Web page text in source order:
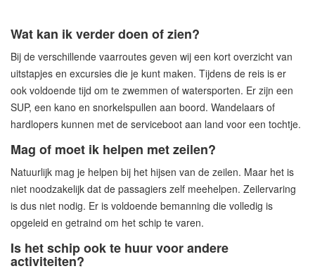
Wat kan ik verder doen of zien?
Bij de verschillende vaarroutes geven wij een kort overzicht van
uitstapjes en excursies die je kunt maken. Tijdens de reis is er
ook voldoende tijd om te zwemmen of watersporten. Er zijn een
SUP, een kano en snorkelspullen aan boord. Wandelaars of
hardlopers kunnen met de serviceboot aan land voor een tochtje.
Mag of moet ik helpen met zeilen?
Natuurlijk mag je helpen bij het hijsen van de zeilen. Maar het is
niet noodzakelijk dat de passagiers zelf meehelpen. Zeilervaring
is dus niet nodig. Er is voldoende bemanning die volledig is
opgeleid en getraind om het schip te varen.
Is het schip ook te huur voor andere
activiteiten?